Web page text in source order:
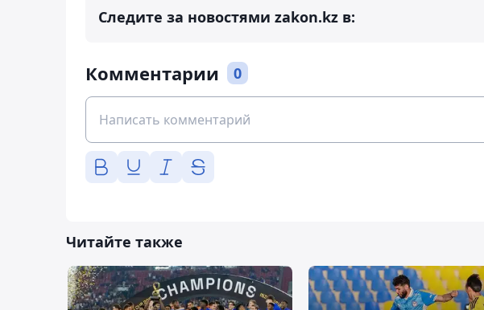
Следите за новостями zakon.kz в:
Комментарии 0
Читайте также